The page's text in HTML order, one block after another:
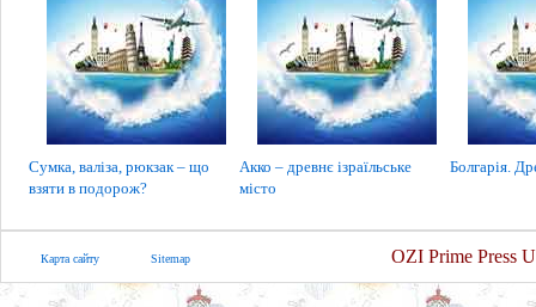
Сумка, валіза, рюкзак – що
взяти в подорож?
Акко – древнє ізраїльське
місто
Болгарія.
Карта сайту Sitemap OZI Prime Press